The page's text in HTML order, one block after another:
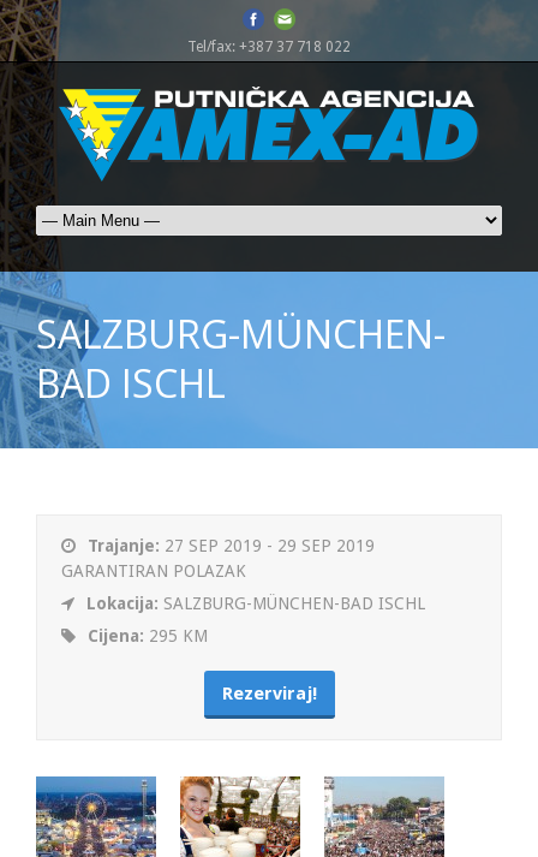
Tel/fax: +387 37 718 022
SALZBURG-MÜNCHEN-
BAD ISCHL
Trajanje: 27 SEP 2019 - 29 SEP 2019
GARANTIRAN POLAZAK
Lokacija: SALZBURG-MÜNCHEN-BAD ISCHL
Cijena: 295 KM
Rezerviraj!